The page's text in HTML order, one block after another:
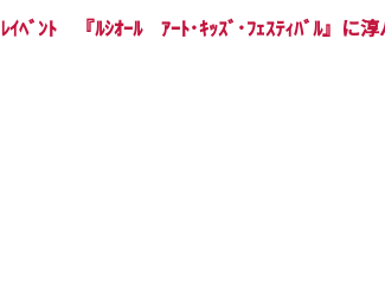
ﾍﾞﾝﾄ 『ﾙｼｵｰﾙ ｱｰﾄ･ｷｯｽﾞ･ﾌｪｽﾃｨﾊﾞﾙ』に淳